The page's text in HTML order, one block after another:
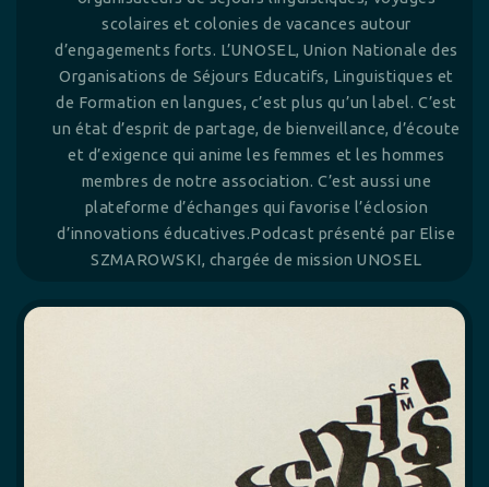
scolaires et colonies de vacances autour
d’engagements forts. L’UNOSEL, Union Nationale des
Organisations de Séjours Educatifs, Linguistiques et
de Formation en langues, c’est plus qu’un label. C’est
un état d’esprit de partage, de bienveillance, d’écoute
et d’exigence qui anime les femmes et les hommes
membres de notre association. C’est aussi une
plateforme d’échanges qui favorise l’éclosion
d’innovations éducatives.Podcast présenté par Elise
SZMAROWSKI, chargée de mission UNOSEL